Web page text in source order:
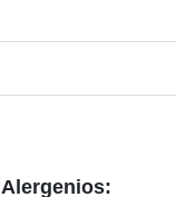
Alergenios: